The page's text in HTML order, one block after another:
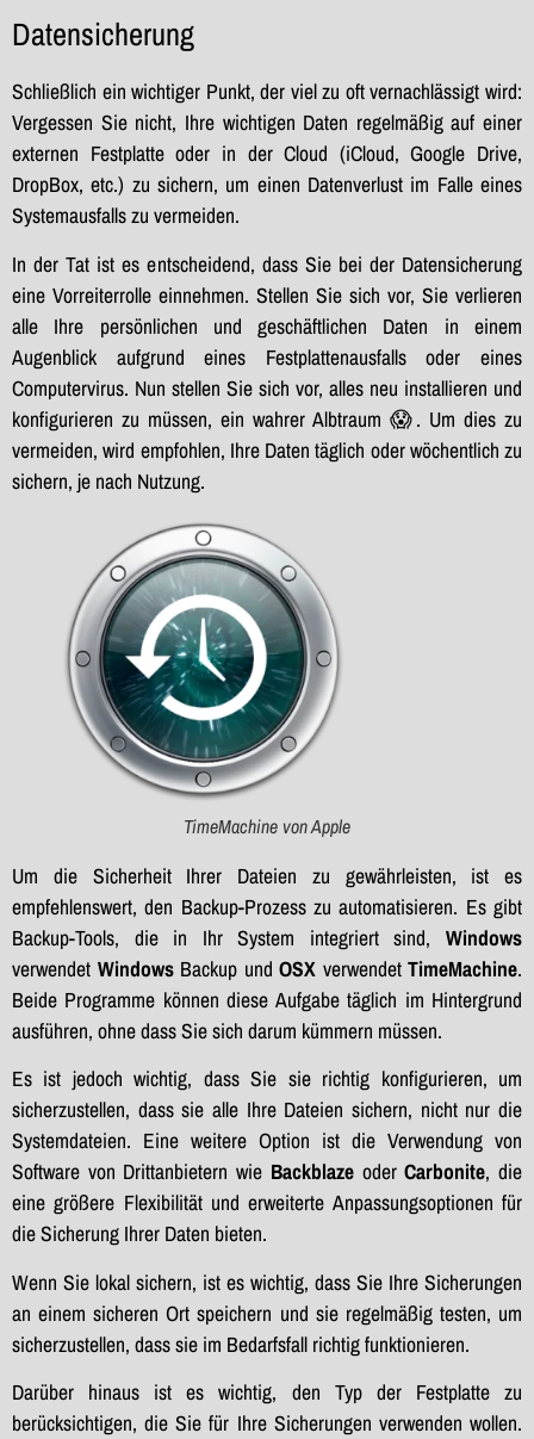
Datensicherung
Schließlich ein wichtiger Punkt, der viel zu oft vernachlässigt wird:
Vergessen Sie nicht, Ihre wichtigen Daten regelmäßig auf einer
externen Festplatte oder in der Cloud (iCloud, Google Drive,
DropBox, etc.) zu sichern, um einen Datenverlust im Falle eines
Systemausfalls zu vermeiden.
In der Tat ist es entscheidend, dass Sie bei der Datensicherung
eine Vorreiterrolle einnehmen. Stellen Sie sich vor, Sie verlieren
alle Ihre persönlichen und geschäftlichen Daten in einem
Augenblick aufgrund eines Festplattenausfalls oder eines
Computervirus. Nun stellen Sie sich vor, alles neu installieren und
konfigurieren zu müssen, ein wahrer Albtraum 😱. Um dies zu
vermeiden, wird empfohlen, Ihre Daten täglich oder wöchentlich zu
sichern, je nach Nutzung.
TimeMachine von Apple
Um die Sicherheit Ihrer Dateien zu gewährleisten, ist es
empfehlenswert, den Backup-Prozess zu automatisieren. Es gibt
Backup-Tools, die in Ihr System integriert sind, Windows
verwendet WindowsBackup und OSX verwendet TimeMachine.
Beide Programme können diese Aufgabe täglich im Hintergrund
ausführen, ohne dass Sie sich darum kümmern müssen.
Es ist jedoch wichtig, dass Sie sie richtig konfigurieren, um
sicherzustellen, dass sie alle Ihre Dateien sichern, nicht nur die
Systemdateien. Eine weitere Option ist die Verwendung von
Software von Drittanbietern wie BackblazeoderCarbonite, die
eine größere Flexibilität und erweiterte Anpassungsoptionen für
die Sicherung Ihrer Daten bieten.
Wenn Sie lokal sichern, ist es wichtig, dass Sie Ihre Sicherungen
an einem sicheren Ort speichern und sie regelmäßig testen, um
sicherzustellen, dass sie im Bedarfsfall richtig funktionieren.
Darüber hinaus ist es wichtig, den Typ der Festplatte zu
berücksichtigen, die Sie für Ihre Sicherungen verwenden wollen.